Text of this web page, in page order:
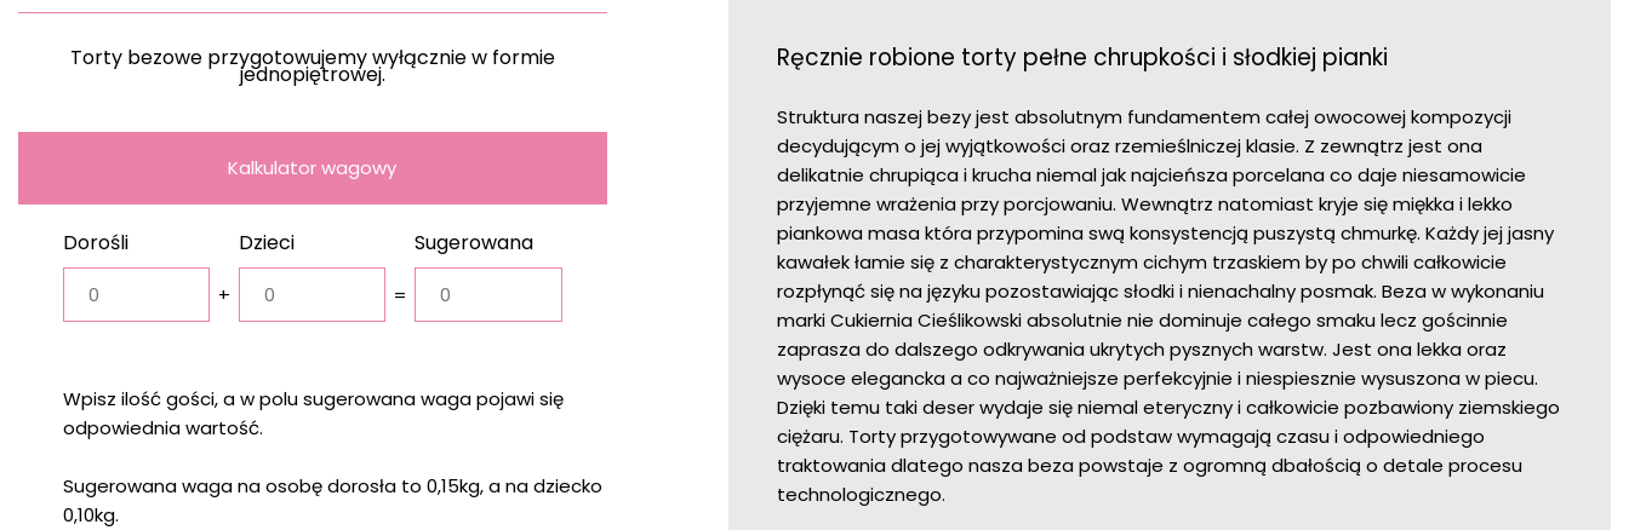
Torty bezowe przygotowujemy wyłącznie w formie
jednopiętrowej.
Kalkulator wagowy
Dorośli
+
Dzieci
=
Sugerowana
waga
Wpisz ilość gości, a w polu sugerowana waga pojawi się
odpowiednia wartość.
Sugerowana waga na osobę dorosła to 0,15kg, a na dziecko
0,10kg.
Ręcznie robione torty pełne chrupkości i słodkiej pianki
Struktura naszej bezy jest absolutnym fundamentem całej owocowej kompozycji
decydującym o jej wyjątkowości oraz rzemieślniczej klasie. Z zewnątrz jest ona
delikatnie chrupiąca i krucha niemal jak najcieńsza porcelana co daje niesamowicie
przyjemne wrażenia przy porcjowaniu. Wewnątrz natomiast kryje się miękka i lekko
piankowa masa która przypomina swą konsystencją puszystą chmurkę. Każdy jej jasny
kawałek łamie się z charakterystycznym cichym trzaskiem by po chwili całkowicie
rozpłynąć się na języku pozostawiając słodki i nienachalny posmak. Beza w wykonaniu
marki Cukiernia Cieślikowski absolutnie nie dominuje całego smaku lecz gościnnie
zaprasza do dalszego odkrywania ukrytych pysznych warstw. Jest ona lekka oraz
wysoce elegancka a co najważniejsze perfekcyjnie i niespiesznie wysuszona w piecu.
Dzięki temu taki deser wydaje się niemal eteryczny i całkowicie pozbawiony ziemskiego
ciężaru. Torty przygotowywane od podstaw wymagają czasu i odpowiedniego
traktowania dlatego nasza beza powstaje z ogromną dbałością o detale procesu
technologicznego.